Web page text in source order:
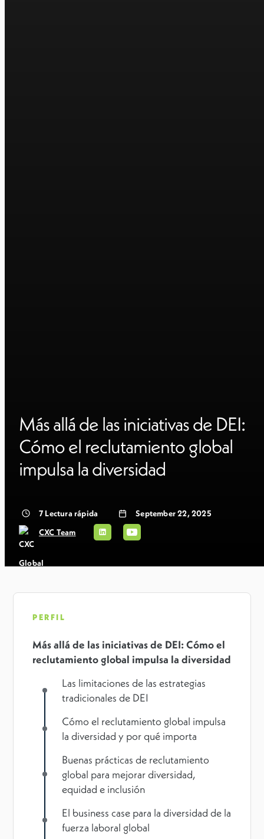
Más allá de las iniciativas de DEI:
Cómo el reclutamiento global
impulsa la diversidad
7 Lectura rápida
September 22, 2025
CXC Team
PERFIL
Más allá de las iniciativas de DEI: Cómo el
reclutamiento global impulsa la diversidad
Las limitaciones de las estrategias
tradicionales de DEI
Cómo el reclutamiento global impulsa
la diversidad y por qué importa
Buenas prácticas de reclutamiento
global para mejorar diversidad,
equidad e inclusión
El business case para la diversidad de la
fuerza laboral global